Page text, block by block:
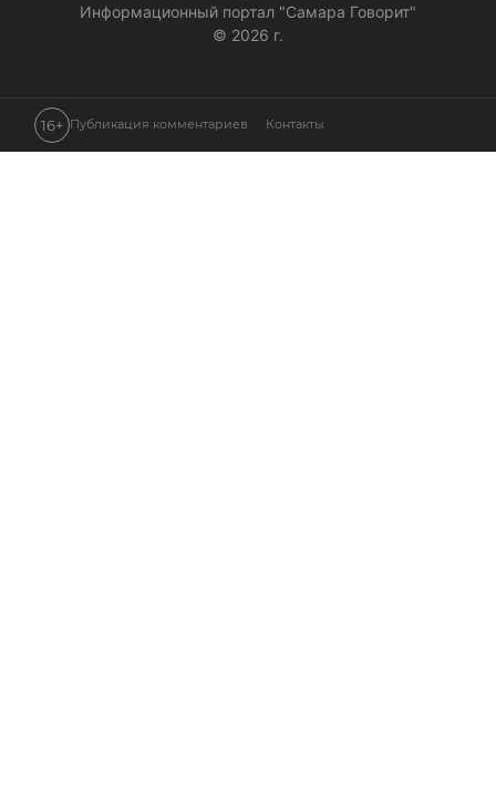
Информационный портал "Самара Говорит"
© 2026 г.
16+ Публикация комментариев Контакты